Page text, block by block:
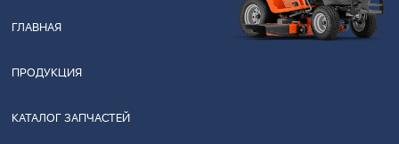
ГЛАВНАЯ
ПРОДУКЦИЯ
КАТАЛОГ ЗАПЧАСТЕЙ